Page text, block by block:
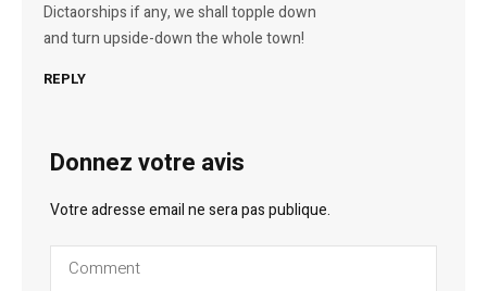
Dictaorships if any, we shall topple down
and turn upside-down the whole town!
REPLY
Donnez votre avis
Votre adresse email ne sera pas publique.